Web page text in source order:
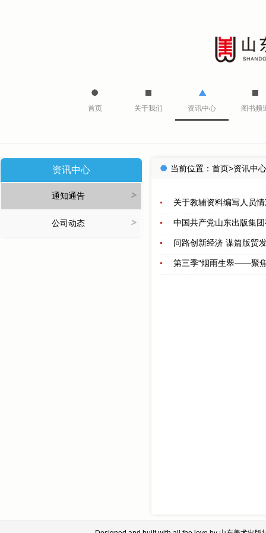
首页 关于我们 资讯中心 图书频
资讯中心
>
通知通告
>
公司动态
当前位置： 首页>资讯中心
关于教辅资料编写人员
中国共产党山东出版集
问路创新经济 谋篇版贸
第三季“烟雨生翠——聚